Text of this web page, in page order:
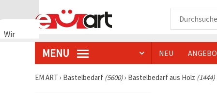
Wir
verwenden
MENU NEU
EM ART › Bastelbedarf (5600)› Bastelbedarf aus Holz (1444)